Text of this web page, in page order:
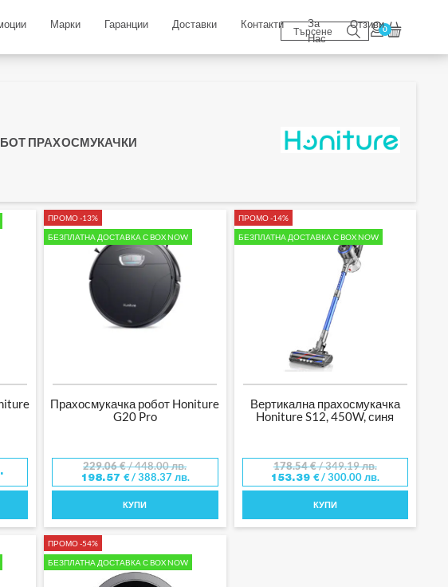
Марки Гаранции Доставки Контакти
За
Нас
Отзиви0
ПРАХОСМУКАЧКИ
ПРОМО -13%
БЕЗПЛАТНА ДОСТАВКА С BOX NOW
Прахосмукачка робот Honiture
G20 Pro
229.06€/ 448.00 лв.
198.57 €/ 388.37 лв.
КУПИ
ПРОМО -14%
БЕЗПЛАТНА ДОСТАВКА С BOX NOW
Вертикална прахосмукачка
Honiture S12, 450W, синя
178.54€/ 349.19 лв.
153.39€/ 300.00 лв.
КУПИ
ПРОМО -54%
БЕЗПЛАТНА ДОСТАВКА С BOX NOW